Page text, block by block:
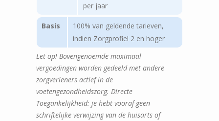
per jaar
Basis
100% van geldende tarieven,
indien Zorgprofiel 2 en hoger
Let op! Bovengenoemde maximaal
vergoedingen worden gedeeld met andere
zorgverleners actief in de
voetengezondheidszorg. Directe
Toegankelijkheid: je hebt vooraf geen
schriftelijke verwijzing van de huisarts of